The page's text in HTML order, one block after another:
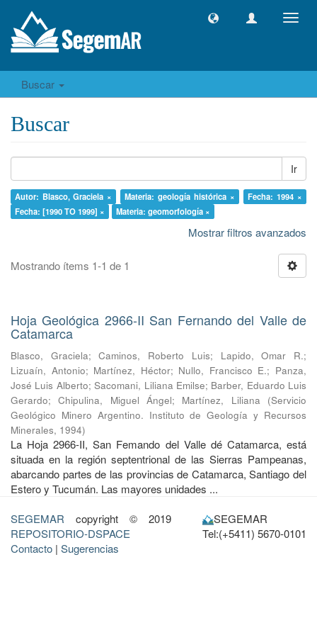
Buscar
Buscar
Ir
Autor: Blasco, Graciela × Materia: geología histórica ×
Fecha: 1994 ×
Fecha: [1990 TO 1999] ×
Materia: geomorfología ×
Mostrar filtros avanzados
Mostrando ítems 1-1 de 1
Hoja Geológica 2966-II San Fernando del Valle de
Catamarca
Blasco, Graciela;Caminos, Roberto Luis; Lapido, Omar R.;
Lizuaín, Antonio; Martínez, Héctor; Nullo, Francisco E.; Panza,
José Luis Alberto;Sacomani, Liliana Emilse; Barber, Eduardo Luis
Gerardo;Chipulina, Miguel Ángel; Martínez, Liliana (Servicio
Geológico Minero Argentino. Instituto de Geología y Recursos
Minerales, 1994)
La Hoja 2966-II, San Femando del Valle dé Catamarca, está
situada en la región septentrional de las Sierras Pampeanas,
abarcando partes de las provincias de Catamarca, Santiago del
Estero y Tucumán. Las mayores unidades ...
SEGEMAR copyright © 2019
REPOSITORIO-DSPACE
Contacto | Sugerencias
SEGEMAR
Tel:(+5411) 5670-0101